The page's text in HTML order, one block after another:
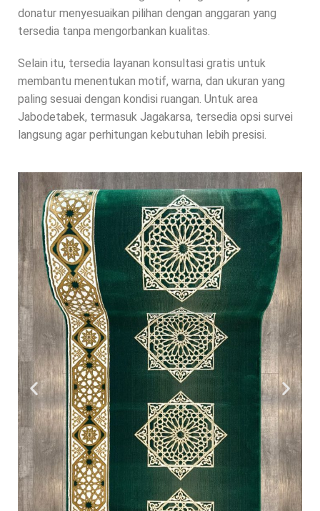
donatur menyesuaikan pilihan dengan anggaran yang
tersedia tanpa mengorbankan kualitas.
Selain itu, tersedia layanan konsultasi gratis untuk
membantu menentukan motif, warna, dan ukuran yang
paling sesuai dengan kondisi ruangan. Untuk area
Jabodetabek, termasuk Jagakarsa, tersedia opsi survei
langsung agar perhitungan kebutuhan lebih presisi.